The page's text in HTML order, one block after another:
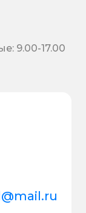
9.00-17.00